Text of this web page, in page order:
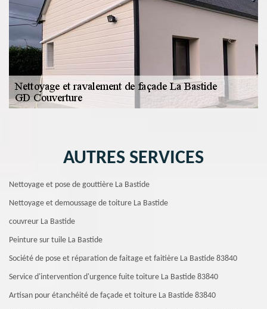
AUTRES SERVICES
Nettoyage et pose de gouttière La Bastide
Nettoyage et demoussage de toiture La Bastide
couvreur La Bastide
Peinture sur tuile La Bastide
Société de pose et réparation de faitage et faitière La Bastide 83840
Service d'intervention d'urgence fuite toiture La Bastide 83840
Artisan pour étanchéité de façade et toiture La Bastide 83840